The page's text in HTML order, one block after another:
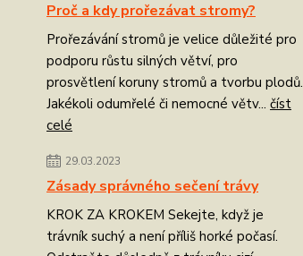
Proč a kdy prořezávat stromy?
Prořezávání stromů je velice důležité pro
podporu růstu silných větví, pro
prosvětlení koruny stromů a tvorbu plodů.
Jakékoli odumřelé či nemocné větv... číst
celé
29.03.2023
Zásady správného sečení trávy
KROK ZA KROKEM Sekejte, když je
trávník suchý a není příliš horké počasí.